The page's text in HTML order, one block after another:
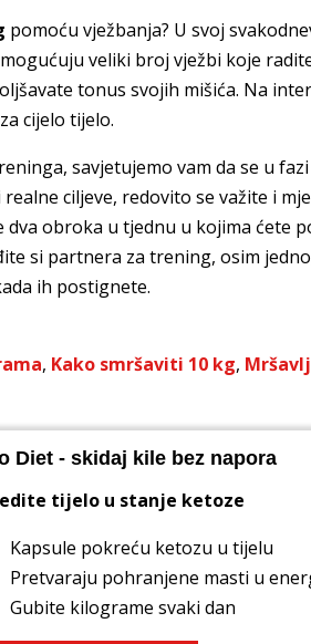
pomoću vježbanja? U svoj
veliki broj vježbi koje
tonus svojih mišića. Na
cijelo tijelo.
savjetujemo vam da se u
ciljeve, redovito se važite i
obroka u tjednu u kojima ćete
si partnera za trening, osim
ih postignete.
, Kako smršaviti 10 kg,
Diet - skidaj kile bez napora
tijelo u stanje ketoze
Kapsule pokreću ketozu u tijelu
Pretvaraju pohranjene masti u
Gubite kilograme svaki dan